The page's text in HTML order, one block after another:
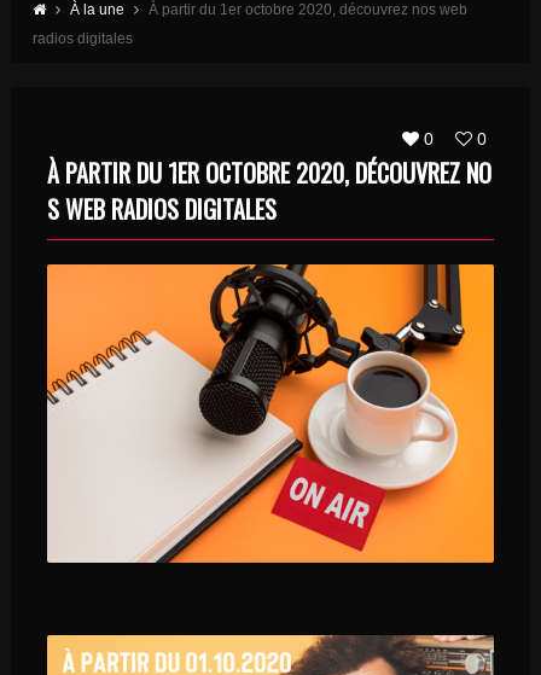
À la une
À partir du 1er octobre 2020, découvrez nos web
radios digitales
0 0
À PARTIR DU 1ER OCTOBRE 2020, DÉCOUVREZ NO
S WEB RADIOS DIGITALES